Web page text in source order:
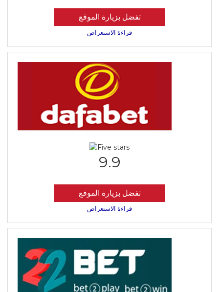
تفضل بزيارة الموقع
قراءة الاستعراض
9.9
تفضل بزيارة الموقع
قراءة الاستعراض